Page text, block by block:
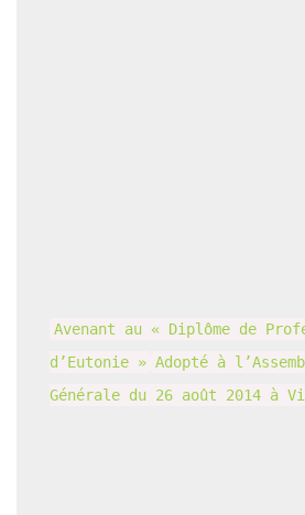
Avenant au « Diplôme de
d’Eutonie » Adopté à
Générale du 26 août 2014 à